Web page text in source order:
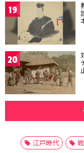
19
20
江戸時代